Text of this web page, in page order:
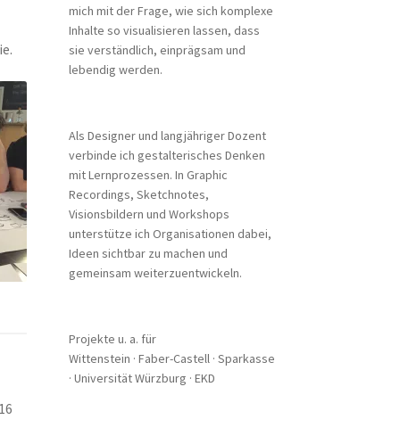
mich mit der Frage, wie sich komplexe
Inhalte so visualisieren lassen, dass
sie verständlich, einprägsam und
lebendig werden.
Als Designer und langjähriger Dozent
verbinde ich gestalterisches Denken
mit Lernprozessen. In Graphic
Recordings, Sketchnotes,
Visionsbildern und Workshops
unterstütze ich Organisationen dabei,
Ideen sichtbar zu machen und
gemeinsam weiterzuentwickeln.
Projekte u. a. für
Wittenstein · Faber-Castell · Sparkasse
· Universität Würzburg · EKD